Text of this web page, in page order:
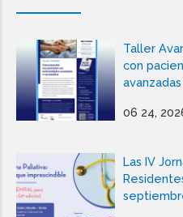
Taller
con
06 24,
Las IV